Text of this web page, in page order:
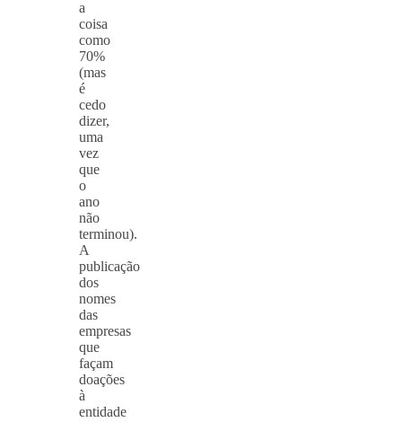
a
coisa
como
70%
(mas
é
cedo
dizer,
uma
vez
que
o
ano
não
terminou).
A
publicação
dos
nomes
das
empresas
que
façam
doações
à
entidade